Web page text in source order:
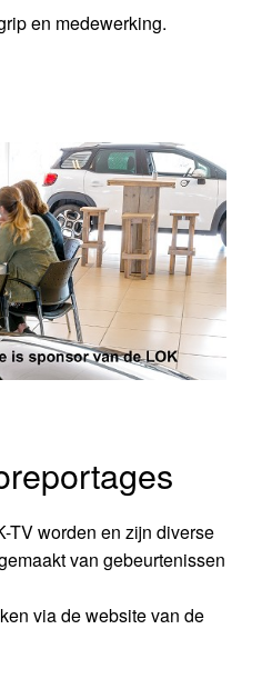
en medewerking.
TV worden en zijn diverse
van gebeurtenissen
via de website van de